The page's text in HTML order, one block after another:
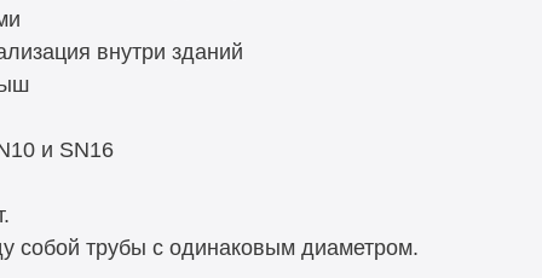
внутри зданий
и SN16
собой трубы с одинаковым диаметром.